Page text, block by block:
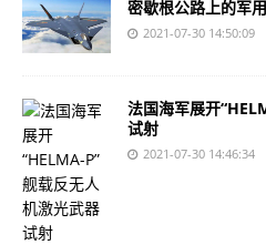
密歇根公路上的军
2021-07-30 14:50:09
法国海军展开
试射
2021-07-30 14:46:34